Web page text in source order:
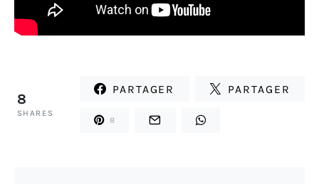
8
SHARES
PARTAGER PARTAGER
8